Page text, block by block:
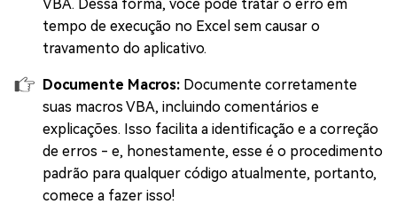
VBA. Dessa forma, você pode tratar o erro em
tempo de execução no Excel sem causar o
travamento do aplicativo.
Documente Macros: Documente corretamente
suas macros VBA, incluindo comentários e
explicações. Isso facilita a identificação e a correção
de erros - e, honestamente, esse é o procedimento
padrão para qualquer código atualmente, portanto,
comece a fazer isso!